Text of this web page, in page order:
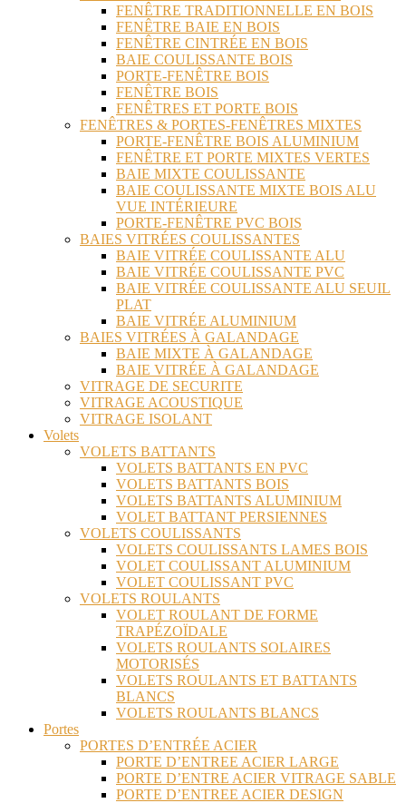
FENÊTRE TRADITIONNELLE EN BOIS
FENÊTRE BAIE EN BOIS
FENÊTRE CINTRÉE EN BOIS
BAIE COULISSANTE BOIS
PORTE-FENÊTRE BOIS
FENÊTRE BOIS
FENÊTRES ET PORTE BOIS
FENÊTRES & PORTES-FENÊTRES MIXTES
PORTE-FENÊTRE BOIS ALUMINIUM
FENÊTRE ET PORTE MIXTES VERTES
BAIE MIXTE COULISSANTE
BAIE COULISSANTE MIXTE BOIS ALU
VUE INTÉRIEURE
PORTE-FENÊTRE PVC BOIS
BAIES VITRÉES COULISSANTES
BAIE VITRÉE COULISSANTE ALU
BAIE VITRÉE COULISSANTE PVC
BAIE VITRÉE COULISSANTE ALU SEUIL
PLAT
BAIE VITRÉE ALUMINIUM
BAIES VITRÉES À GALANDAGE
BAIE MIXTE À GALANDAGE
BAIE VITRÉE À GALANDAGE
VITRAGE DE SECURITE
VITRAGE ACOUSTIQUE
VITRAGE ISOLANT
Volets
VOLETS BATTANTS
VOLETS BATTANTS EN PVC
VOLETS BATTANTS BOIS
VOLETS BATTANTS ALUMINIUM
VOLET BATTANT PERSIENNES
VOLETS COULISSANTS
VOLETS COULISSANTS LAMES BOIS
VOLET COULISSANT ALUMINIUM
VOLET COULISSANT PVC
VOLETS ROULANTS
VOLET ROULANT DE FORME
TRAPÉZOÏDALE
VOLETS ROULANTS SOLAIRES
MOTORISÉS
VOLETS ROULANTS ET BATTANTS
BLANCS
VOLETS ROULANTS BLANCS
Portes
PORTES D’ENTRÉE ACIER
PORTE D’ENTREE ACIER LARGE
PORTE D’ENTRE ACIER VITRAGE SABLE
PORTE D’ENTREE ACIER DESIGN